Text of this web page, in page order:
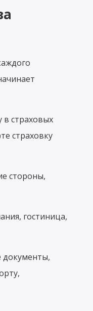
в страховых
страховку
стороны,
гостиница,
документы,